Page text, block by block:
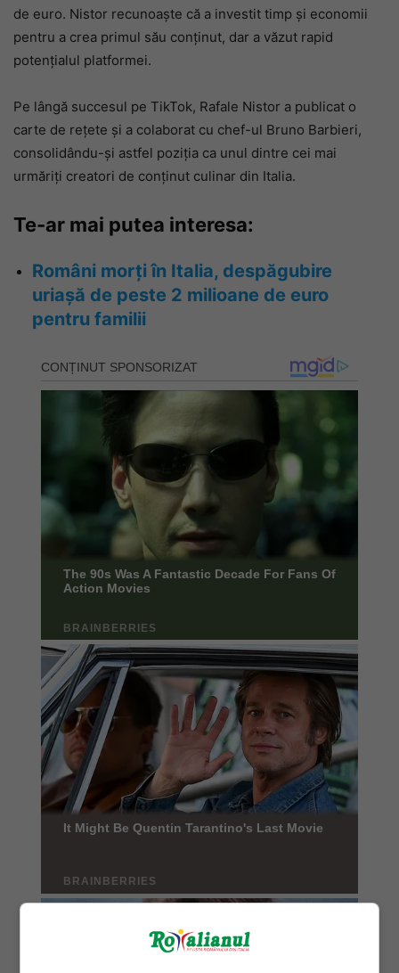
de euro. Nistor recunoaște că a investit timp și economii
pentru a crea primul său conținut, dar a văzut rapid
potențialul platformei.
Pe lângă succesul pe TikTok, Rafale Nistor a publicat o
carte de rețete și a colaborat cu chef-ul Bruno Barbieri,
consolidându-și astfel poziția ca unul dintre cei mai
urmăriți creatori de conținut culinar din Italia.
Te-ar mai putea interesa:
Români morți în Italia, despăgubire
uriașă de peste 2 milioane de euro
pentru familii